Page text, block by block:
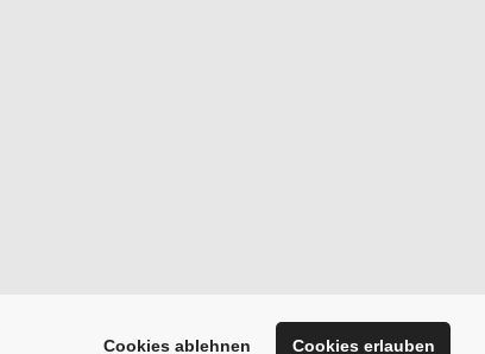
Cookies ablehnen Cookies erlauben